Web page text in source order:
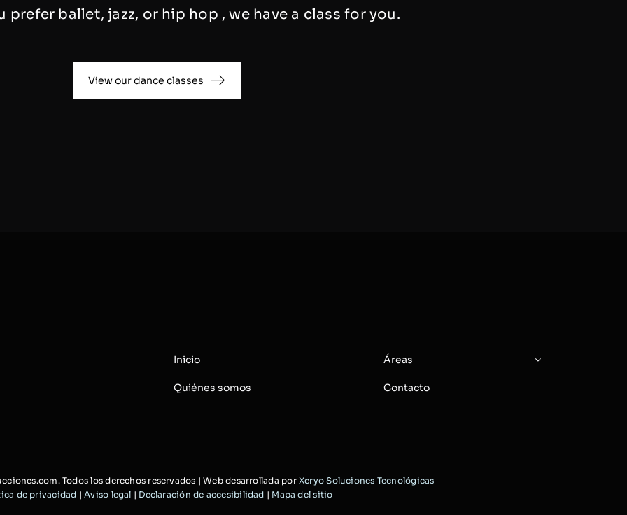
prefer ballet, jazz, or hip hop , we have a class for you.
View our dance classes
Inicio
Quiénes somos
Áreas
Contacto
Todos los derechos reservados | Web desarrollada por Xeryo Soluciones Tecnológicas
de privacidad |Aviso legal | Declaración de accesibilidad | Mapa del sitio